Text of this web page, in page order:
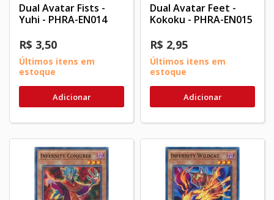
Dual Avatar Fists -
Yuhi - PHRA-EN014
R$ 3,50
Últimos itens em
estoque
Adicionar
Dual Avatar Feet -
Kokoku - PHRA-EN015
R$ 2,95
Últimos itens em
estoque
Adicionar